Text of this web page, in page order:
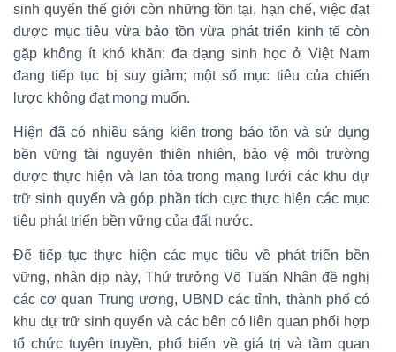
sinh quyển thế giới còn những tồn tại, hạn chế, việc đạt
được mục tiêu vừa bảo tồn vừa phát triển kinh tế còn
gặp không ít khó khăn; đa dạng sinh học ở Việt Nam
đang tiếp tục bị suy giảm; một số mục tiêu của chiến
lược không đạt mong muốn.
Hiện đã có nhiều sáng kiến trong bảo tồn và sử dụng
bền vững tài nguyên thiên nhiên, bảo vệ môi trường
được thực hiện và lan tỏa trong mạng lưới các khu dự
trữ sinh quyển và góp phần tích cực thực hiện các mục
tiêu phát triển bền vững của đất nước.
Để tiếp tục thực hiện các mục tiêu về phát triển bền
vững, nhân dịp này, Thứ trưởng Võ Tuấn Nhân đề nghị
các cơ quan Trung ương, UBND các tỉnh, thành phố có
khu dự trữ sinh quyển và các bên có liên quan phối hợp
tổ chức tuyên truyền, phổ biến về giá trị và tầm quan